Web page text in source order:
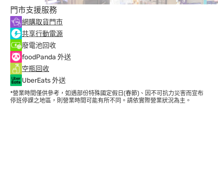
門市支援服務
網購取貨門市
共享行動電源
廢電池回收
foodPanda 外送
空瓶回收
UberEats 外送
*營業時間僅供參考，如遇部份特殊國定假日(春節)、因不可抗力災害而宣布
停班停課之地區，則營業時間可能有所不同。請依實際營業狀況為主。